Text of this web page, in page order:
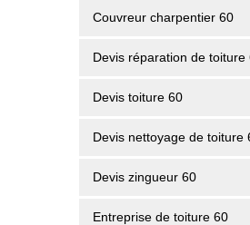
Couvreur charpentier 60
Devis réparation de toiture
Devis toiture 60
Devis nettoyage de toiture
Devis zingueur 60
Entreprise de toiture 60